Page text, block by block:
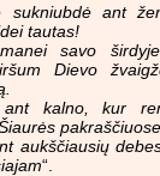
sukniubdė ant
tautas!
savo
Dievo
ant kalno, kur
pakraščiuose.
aukščiausių
“.